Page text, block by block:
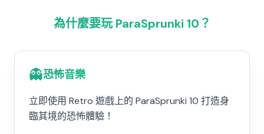
為什麼要玩 ParaSprunki 10？
👻恐怖音樂
立即使用 Retro 遊戲上的 ParaSprunki 10 打造身
臨其境的恐怖體驗！